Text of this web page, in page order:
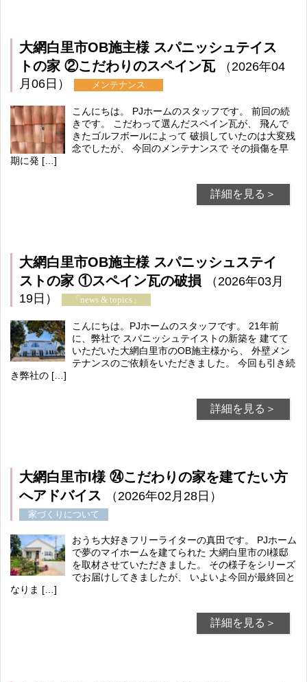
大網白里市OB施主様 スパニッシュテイス
トの家 ②こだわりのスペイン瓦
（2026年04
月06日）
メンテナンス
こんにちは。 PJホームのスタッフです。 前回の続
きです。 こだわって選んだスペイン瓦が、 飛んで
きたゴルフボールによって 破損していたのは大変残
念でしたが、 今回のメンテナンスで その損傷を早
期に発 […]
詳細を見る＞
大網白里市OB施主様 スパニッシュステイ
ストの家 ①スペイン瓦の破損
（2026年03月
19日）
「news & topics」
こんにちは。PJホームのスタッフです。 21年前
に、弊社で スパニッシュテイストの新築を 建てて
いただいた大網白里市のOB施主様から、 外壁メン
テナンスのご依頼をいただきました。 今回も引き続
き弊社の […]
詳細を見る＞
大網白里市I様 ㉔こだわりの家を建てたい方
へアドバイス
（2026年02月28日）
家づくりについて
おうち大好きフリーライターの真田です。 PJホーム
で夢のマイホームを建てられた 大網白里市のI様邸
を取材させていただきました。 その様子をシリーズ
でお届けしてきましたが、 いよいよ今回が最終回と
なりま […]
詳細を見る＞